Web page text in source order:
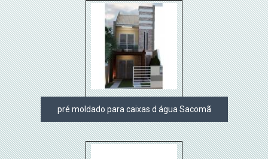
pré moldado para caixas d água Sacomã